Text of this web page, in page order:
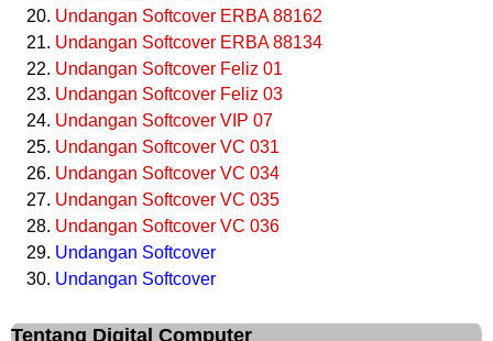
Undangan Softcover ERBA 88162
Undangan Softcover ERBA 88134
Undangan Softcover Feliz 01
Undangan Softcover Feliz 03
Undangan Softcover VIP 07
Undangan Softcover VC 031
Undangan Softcover VC 034
Undangan Softcover VC 035
Undangan Softcover VC 036
Undangan Softcover
Undangan Softcover
Tentang Digital Computer